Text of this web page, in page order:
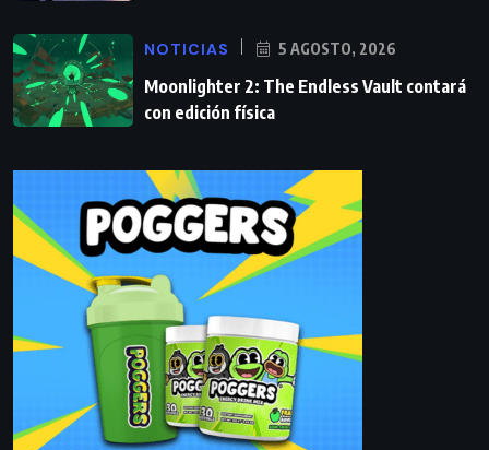
NOTICIAS 5 AGOSTO, 2026
Moonlighter 2: The Endless Vault contará
con edición física